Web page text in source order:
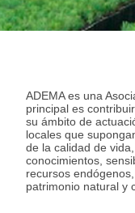
ADEMA es una
principal es
su ámbito de
locales que
de la calidad de
conocimientos,
recursos
patrimonio natural y